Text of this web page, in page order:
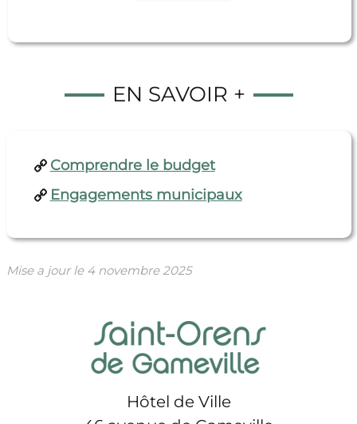
EN SAVOIR +
Comprendre le budget
Engagements municipaux
Mise a jour le 4 novembre 2025
Hôtel de Ville